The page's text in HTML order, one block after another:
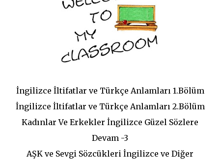
İngilizce İltifatlar ve Türkçe Anlamları 1.Bölüm
İngilizce İltifatlar ve Türkçe Anlamları 2.Bölüm
Kadınlar Ve Erkekler İngilizce Güzel Sözlere
Devam -3
AŞK ve Sevgi Sözcükleri İngilizce ve Diğer